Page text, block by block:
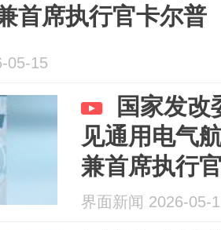
首席执行官卡尔普
05-15
国家发改
见通用电气
兼首席执行
界面新闻 2026-05-